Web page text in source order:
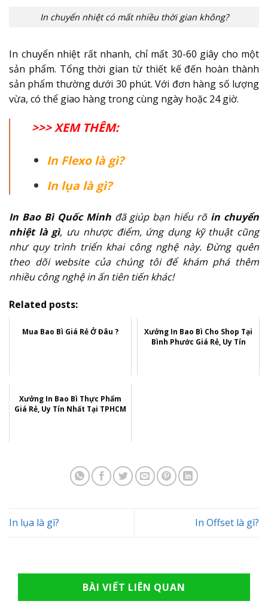
In chuyển nhiệt có mất nhiều thời gian không?
In chuyển nhiệt rất nhanh, chỉ mất 30-60 giây cho một
sản phẩm. Tổng thời gian từ thiết kế đến hoàn thành
sản phẩm thường dưới 30 phút. Với đơn hàng số lượng
vừa, có thể giao hàng trong cùng ngày hoặc 24 giờ.
>>> XEM THÊM:
In Flexo là gì?
In lụa là gì?
In Bao Bì Quốc Minhđã giúp bạn hiểu rõin chuyển
nhiệt là gì, ưu nhược điểm, ứng dụng kỹ thuật cũng
như quy trình triển khai công nghệ này. Đừng quên
theo dõi website của chúng tôi để khám phá thêm
nhiều công nghệ in ấn tiên tiến khác!
Related posts:
Mua Bao Bì Giá Rẻ Ở Đâu ?
Xưởng In Bao Bì Cho Shop Tại
Bình Phước Giá Rẻ, Uy Tín
Xưởng In Bao Bì Thực Phẩm
Giá Rẻ, Uy Tín Nhất Tại TPHCM
In lụa là gì? In Offset là gì?
BÀI VIẾT LIÊN QUAN